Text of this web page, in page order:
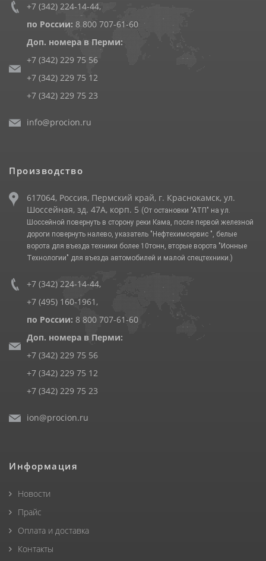
+7 (342) 224-14-44,
по России: 8 800 707-61-60
Доп. номера в Перми:
+7 (342) 229 75 56
+7 (342) 229 75 12
+7 (342) 229 75 23
info@procion.ru
Производство
617064, Россия, Пермский край, г. Краснокамск, ул.
Шоссейная, зд. 47А, корп. 5 (От остановки "АТП" на ул.
Шоссейной повернуть в сторону реки Кама, после первой железной
дороги повернуть налево, указатель "Нефтехимсервис ", белые
ворота для въезда техники более 10тонн, вторые ворота "Ионные
Технологии" для въезда автомобилей и малой спецтехники.)
+7 (342) 224-14-44,
+7 (495) 160-1961 ,
по России: 8 800 707-61-60
Доп. номера в Перми:
+7 (342) 229 75 56
+7 (342) 229 75 12
+7 (342) 229 75 23
ion@procion.ru
Информация
Новости
Прайс
Оплата и доставка
Контакты